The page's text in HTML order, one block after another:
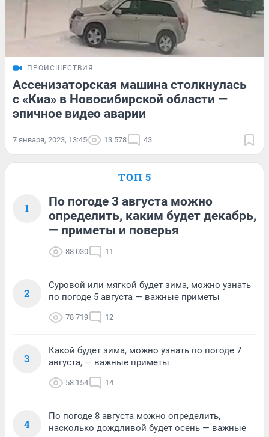
ПРОИСШЕСТВИЯ
Ассенизаторская машина столкнулась
с «Киа» в Новосибирской области —
эпичное видео аварии
7 января, 2023, 13:45 13 578 43
ТОП 5
1
По погоде 3 августа можно
определить, каким будет декабрь,
— приметы и поверья
88 030 11
2
Суровой или мягкой будет зима, можно узнать
по погоде 5 августа — важные приметы
78 719 12
3
Какой будет зима, можно узнать по погоде 7
августа, — важные приметы
58 154 14
4
По погоде 8 августа можно определить,
насколько дождливой будет осень — важные